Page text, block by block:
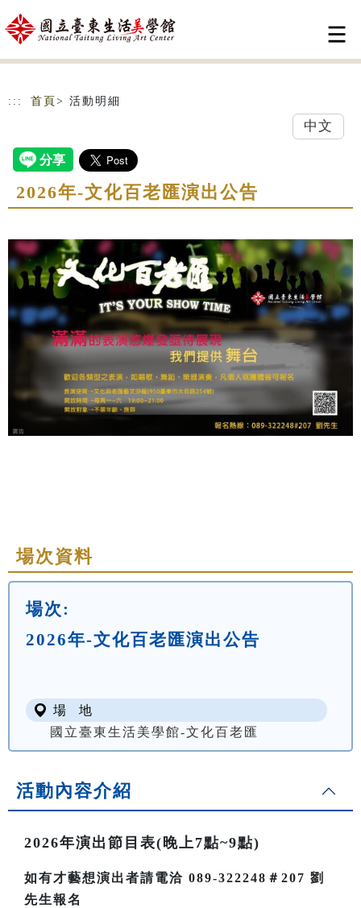
跳到主要內容
網站導覽
::: 首頁 > 活動明細
中文
2026年-文化百老匯演出公告
場次資料
場次:
2026年-文化百老匯演出公告
場 地
國立臺東生活美學館-文化百老匯
活動內容介紹
2026年演出節目表(晚上7點~9點)
如有才藝想演出者請電洽 089-322248＃207 劉
先生報名